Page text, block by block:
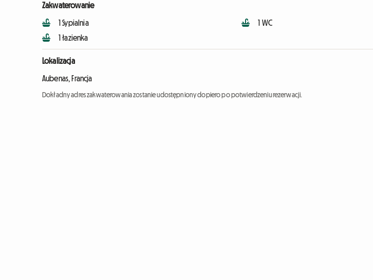
Zakwaterowanie
1 Sypialnia
1 łazienka
1 WC
Lokalizacja
Aubenas, Francja
Dokładny adres zakwaterowania zostanie udostępniony dopiero po potwierdzeniu rezerwacji.